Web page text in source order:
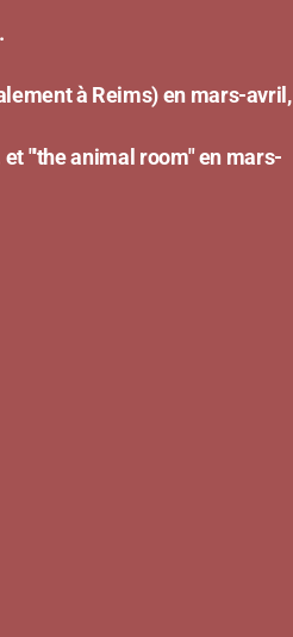
à Reims) en mars-avril,
animal room" en mars-